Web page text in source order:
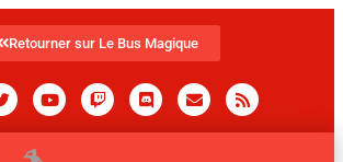
Retourner sur Le Bus Magique